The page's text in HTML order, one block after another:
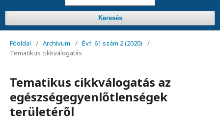
Keresés
Főoldal / Archívum / Évf. 61 szám 2 (2020)
/
Tematikus cikkválogatás
Tematikus cikkválogatás az
egészségegyenlőtlenségek
területéről